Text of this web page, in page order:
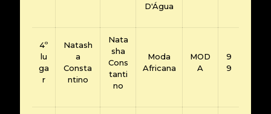
D'Água
4º
lu
ga
r
Natash
a
Consta
ntino
Nata
sha
Cons
tanti
no
Moda
Africana
MOD
A
9
9